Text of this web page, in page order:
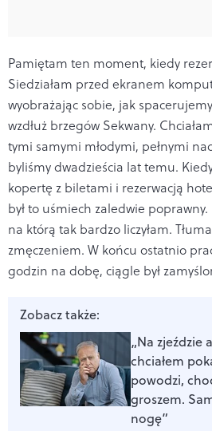
Pamiętam ten moment, kiedy
Siedziałam przed ekranem
wyobrażając sobie, jak
wzdłuż brzegów Sekwany.
tymi samymi młodymi, pełnymi
byliśmy dwadzieścia lat temu.
kopertę z biletami i rezerwacją
był to uśmiech zaledwie
na którą tak bardzo liczyłam.
zmęczeniem. W końcu ostatnio
godzin na dobę, ciągle był
Zobacz także:
„Na zjeździe
chciałem
powodzi,
groszem.
nogę”